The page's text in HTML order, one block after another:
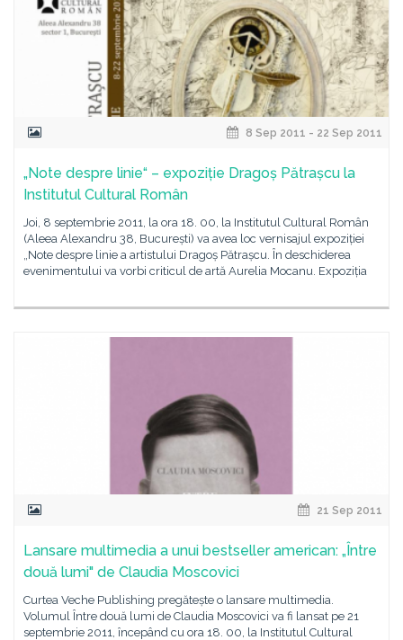
8 Sep 2011 - 22 Sep 2011
„Note despre linie“ – expoziție Dragoș Pătrașcu la
Institutul Cultural Român
Joi, 8 septembrie 2011, la ora 18. 00, la Institutul Cultural Român
(Aleea Alexandru 38, București) va avea loc vernisajul expoziției
„Note despre linie a artistului Dragoș Pătrașcu. În deschiderea
evenimentului va vorbi criticul de artă Aurelia Mocanu. Expoziția
21 Sep 2011
Lansare multimedia a unui bestseller american: „Între
două lumi" de Claudia Moscovici
Curtea Veche Publishing pregătește o lansare multimedia.
Volumul Între două lumi de Claudia Moscovici va fi lansat pe 21
septembrie 2011, începând cu ora 18. 00, la Institutul Cultural